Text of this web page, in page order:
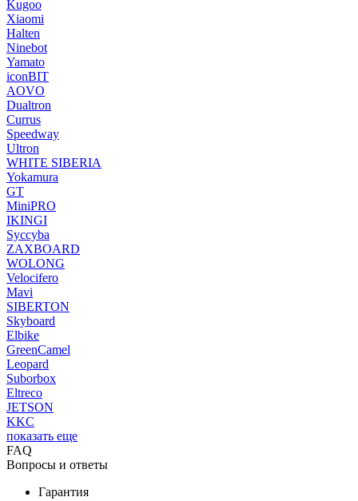
Kugoo
Xiaomi
Halten
Ninebot
Yamato
iconBIT
AOVO
Dualtron
Currus
Speedway
Ultron
WHITE SIBERIA
Yokamura
GT
MiniPRO
IKINGI
Syccyba
ZAXBOARD
WOLONG
Velocifero
Mavi
SIBERTON
Skyboard
Elbike
GreenCamel
Leopard
Suborbox
Eltreco
JETSON
KKC
показать еще
FAQ
Вопросы и ответы
Гарантия